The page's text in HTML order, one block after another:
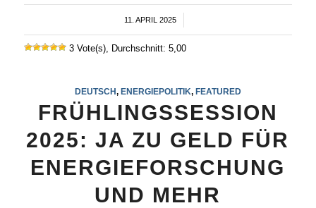
11. APRIL 2025
/
3 Vote(s), Durchschnitt: 5,00
DEUTSCH, ENERGIEPOLITIK, FEATURED
FRÜHLINGSSESSION
2025: JA ZU GELD FÜR
ENERGIEFORSCHUNG
UND MEHR